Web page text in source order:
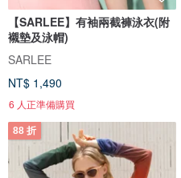
【SARLEE】有袖兩截褲泳衣(附
襯墊及泳帽)
SARLEE
NT$ 1,490
6 人正準備購買
88 折